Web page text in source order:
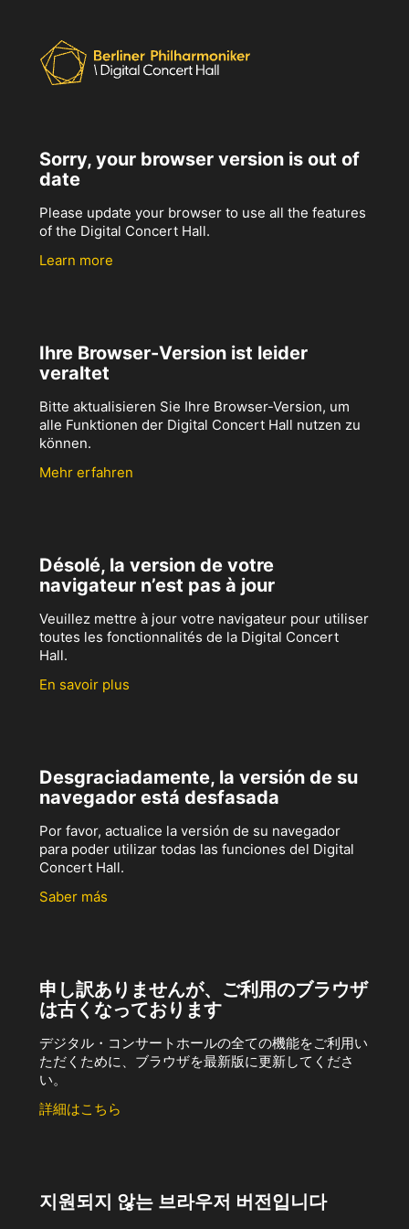
Sorry, your browser version is out of
date
Please update your browser to use all the features
of the Digital Concert Hall.
Learn more
Ihre Browser-Version ist leider
veraltet
Bitte aktualisieren Sie Ihre Browser-Version, um
alle Funktionen der Digital Concert Hall nutzen zu
können.
Mehr erfahren
Désolé, la version de votre
navigateur n’est pas à jour
Veuillez mettre à jour votre navigateur pour utiliser
toutes les fonctionnalités de la Digital Concert
Hall.
En savoir plus
Desgraciadamente, la versión de su
navegador está desfasada
Por favor, actualice la versión de su navegador
para poder utilizar todas las funciones del Digital
Concert Hall.
Saber más
申し訳ありませんが、ご利用のブラウザ
は古くなっております
デジタル・コンサートホールの全ての機能をご利用い
ただくために、ブラウザを最新版に更新してくださ
い。
詳細はこちら
지원되지 않는 브라우저 버전입니다